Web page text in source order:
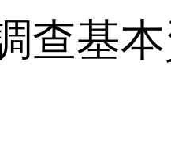
查基